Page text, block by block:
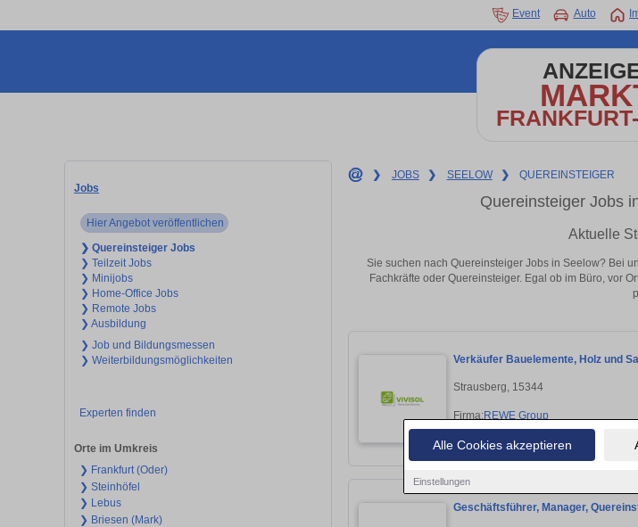
Alle Cookies akzeptieren
Einstellungen
Event Auto
Jobs
Hier Angebot veröffentlichen
❯ Quereinsteiger Jobs
❯ Teilzeit Jobs
❯ Minijobs
❯ Home-Office Jobs
❯ Remote Jobs
❯ Ausbildung
❯ Job und Bildungsmessen
❯ Weiterbildungsmöglichkeiten
Experten finden
Orte im Umkreis
❯ Frankfurt (Oder)
❯ Steinhöfel
❯ Lebus
❯ Briesen (Mark)
❯ JOBS ❯ SEELOW ❯ QUEREINSTEIGER
Quereinsteiger Jobs
Aktuelle
Sie suchen nach Quereinsteiger Jobs in Seelow? Bei
Fachkräfte oder Quereinsteiger. Egal ob im Büro, vor
Verkäufer Bauelemente, Holz und
Strausberg, 15344
Firma:REWE Group
Geschäftsführer, Manager,